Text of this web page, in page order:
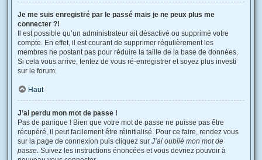
Je me suis enregistré par le passé mais je ne peux plus me
connecter ?!
Il est possible qu’un administrateur ait désactivé ou supprimé votre
compte. En effet, il est courant de supprimer régulièrement les
membres ne postant pas pour réduire la taille de la base de données.
Si cela vous arrive, tentez de vous ré-enregistrer et soyez plus investi
sur le forum.
Haut
J’ai perdu mon mot de passe !
Pas de panique ! Bien que votre mot de passe ne puisse pas être
récupéré, il peut facilement être réinitialisé. Pour ce faire, rendez vous
sur la page de connexion puis cliquez sur J’ai oublié mon mot de
passe. Suivez les instructions énoncées et vous devriez pouvoir à